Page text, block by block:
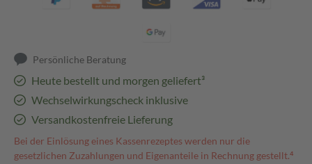
Persönliche Beratung
Heute bestellt und morgen geliefert³
Wechselwirkungscheck inklusive
Versandkostenfreie Lieferung
Bei der Einlösung eines Kassenrezeptes werden nur die
gesetzlichen Zuzahlungen und Eigenanteile in Rechnung gestellt.⁴